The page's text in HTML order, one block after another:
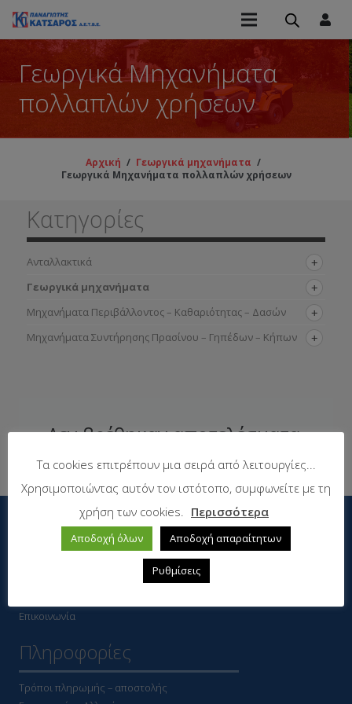
Γεωργικά Μηχανήματα
πολλαπλών χρήσεων
Αρχική / Γεωργικά μηχανήματα /
Γεωργικά Μηχανήματα πολλαπλών χρήσεων
Κατηγορίες
Ανταλλακτικά
Γεωργικά μηχανήματα
Μηχανήματα Περιβάλλοντος – Καθαριότητας – Δασών
Μηχανήματα Συντήρησης Πρασίνου – Γηπέδων – Κήπων
Δεν βρέθηκαν αποτελέσματα.
Η εταιρεία
Επικοινωνία
Πληροφορίες
Τρόποι πληρωμής – αποστολής
Τα cookies επιτρέπουν μια σειρά από λειτουργίες...
Χρησιμοποιώντας αυτόν τον ιστότοπο, συμφωνείτε με τη
χρήση των cookies.
Περισσότερα
Αποδοχή όλων Αποδοχή απαραίτητων
Ρυθμίσεις